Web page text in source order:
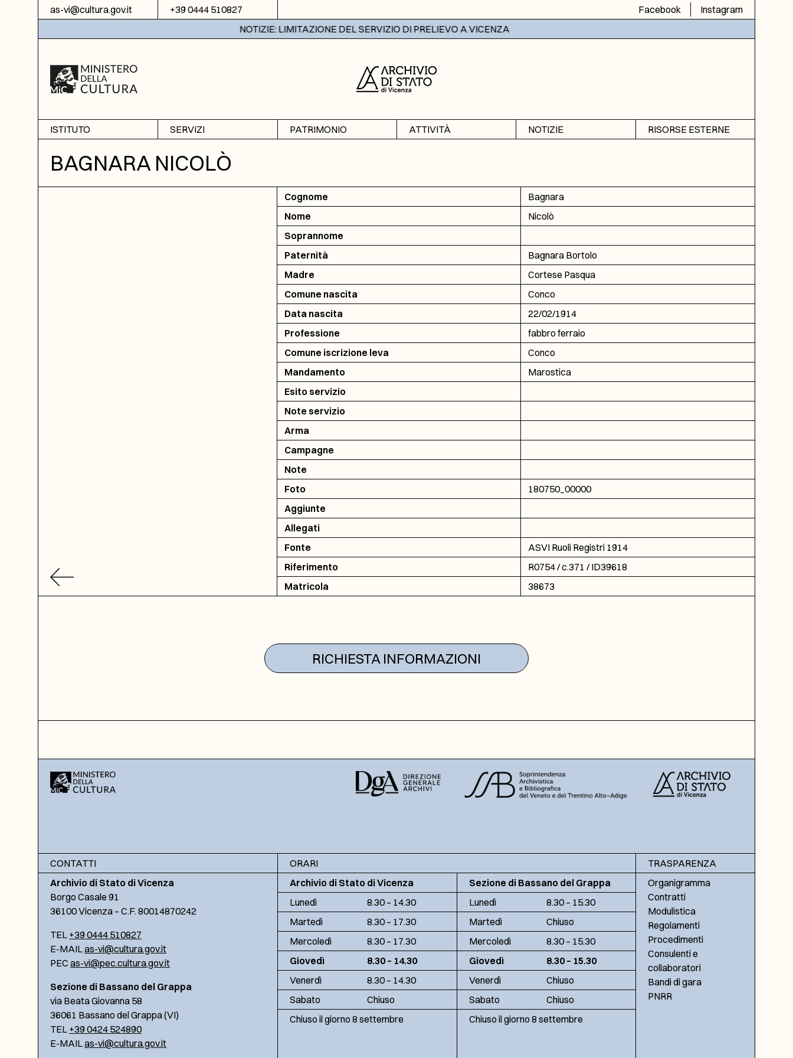
Vai al contenuto
as-vi@cultura.gov.it +39 0444 510827 Facebook
Instagram
NOTIZIE: LIMITAZIONE DEL SERVIZIO DI PRELIEVO A VICENZA
ISTITUTO
Informazioni
Sezione di Bassano del
SERVIZI
Ricerche
Fotoriproduzione
PATRIMONIO
ATTIVITÀ
NOTIZIE
RISORSE ESTERNE
DGA
ICAR
BAGNARA NICOLÒ
Cognome
Bagnara
Nome
Nicolò
Soprannome
Paternità
Bagnara Bortolo
Madre
Cortese Pasqua
Comune nascita
Conco
Data nascita
22/02/1914
Professione
fabbro ferraio
Comune iscrizione leva
Conco
Mandamento
Marostica
Esito servizio
Note servizio
Arma
Campagne
Note
Foto
180750_00000
Aggiunte
Allegati
Fonte
ASVI Ruoli Registri 1914
Riferimento
R0754 / c.371 / ID39618
Matricola
38673
RICHIESTA INFORMAZIONI
CONTATTI
Archivio di Stato di Vicenza
Borgo Casale 91
36100 Vicenza – C.F. 80014870242
TEL +39 0444 510827
E-MAILas-vi@cultura.gov.it
PEC as-vi@pec.cultura.gov.it
Sezione di Bassano del Grappa
via Beata Giovanna 58
36061 Bassano del Grappa (VI)
TEL +39 0424 524890
E-MAILas-vi@cultura.gov.it
ORARI
Archivio di Stato di Vicenza
Lunedì
8.30 – 14.30
Martedì
8.30 – 17.30
Mercoledì
8.30 – 17.30
Giovedì
8.30 – 14.30
Venerdì
8.30 – 14.30
Sabato
Chiuso
Chiuso il giorno 8 settembre
Sezione di Bassano del Grappa
Lunedì
8.30 – 15.30
Martedì
Chiuso
Mercoledì
8.30 – 15.30
Giovedì
8.30 – 15.30
Venerdì
Chiuso
Sabato
Chiuso
Chiuso il giorno 8 settembre
TRASPARENZA
Organigramma
Contratti
Modulistica
Regolamenti
Procedimenti
Consulenti e
collaboratori
Bandi di gara
PNRR